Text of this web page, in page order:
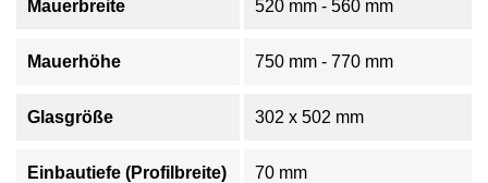
Mauerbreite 520 mm - 560 mm
Mauerhöhe 750 mm - 770 mm
Glasgröße 302 x 502 mm
Einbautiefe (Profilbreite) 70 mm